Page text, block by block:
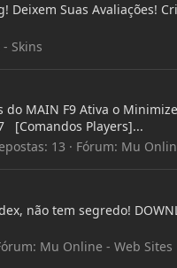
Suas Avaliações!
Skins
MAIN F9 Ativa o
[Comandos Players]...
13 Fórum: Mu
não tem segredo!
Mu Online - Web Sites